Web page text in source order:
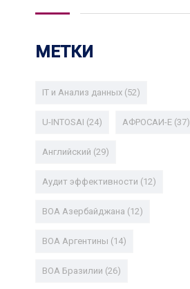
МЕТКИ
IT и Анализ данных(52)
U-INTOSAI (24) АФРОСАИ-E(37)
Английский (29)
Аудит эффективности (12)
ВОА Азербайджана (12)
ВОА Аргентины (14)
ВОА Бразилии (26)